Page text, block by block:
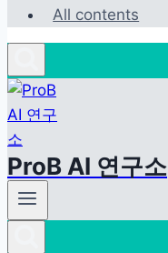
All contents
ProB AI 연구소